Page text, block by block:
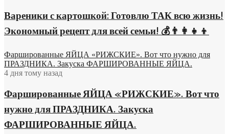
Вареники с картошкой: Готовлю ТАК всю жизнь!
Экономный рецепт для всей семьи! 💰👨👩👧👦
Фаршированные ЯЙЦА «РИЖСКИЕ». Вот что нужно для
ПРАЗДНИКА. Закуска ФАРШИРОВАННЫЕ ЯЙЦА.
4 дня тому назад
Фаршированные ЯЙЦА «РИЖСКИЕ». Вот что
нужно для ПРАЗДНИКА. Закуска
ФАРШИРОВАННЫЕ ЯЙЦА.